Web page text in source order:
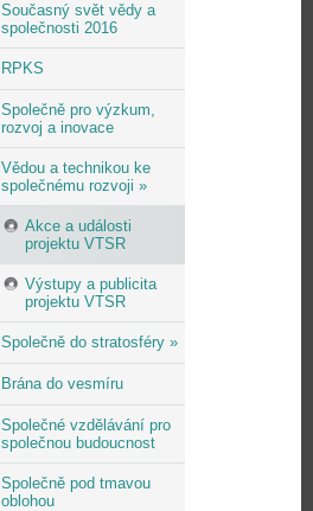
Současný svět vědy a
společnosti 2016
RPKS
Společně pro výzkum,
rozvoj a inovace
Vědou a technikou ke
společnému rozvoji »
Akce a události
projektu VTSR
Výstupy a publicita
projektu VTSR
Společně do stratosféry »
Brána do vesmíru
Společné vzdělávání pro
společnou budoucnost
Společně pod tmavou
oblohou